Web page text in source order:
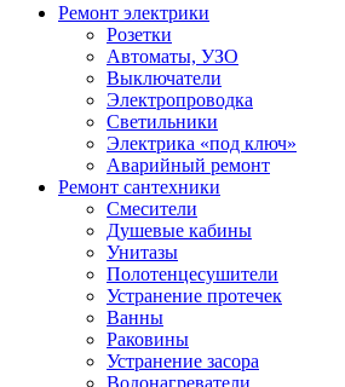
Ремонт электрики
Розетки
Автоматы, УЗО
Выключатели
Электропроводка
Светильники
Электрика «под ключ»
Аварийный ремонт
Ремонт сантехники
Смесители
Душевые кабины
Унитазы
Полотенцесушители
Устранение протечек
Ванны
Раковины
Устранение засора
Водонагреватели